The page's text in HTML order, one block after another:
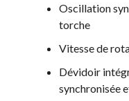
Oscillation
torche
Vitesse de
Dévidoir
synchronisée